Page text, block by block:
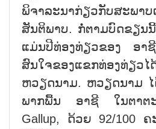
ພິຈາລະນາກ່ຽວກັບສະພາ
ສັນຕິພາບ. ກໍ່ຕາມບົດຂຽນ
ແມ່ນປີທ່ອງທ່ຽວຂອງ ອາ
ສົນໃຈຂອງແຂກທ່ອງທ່ຽວໄ
ຫວຽດນາມ. ຫວຽດນາມ
ພາກພື້ນ ອາຊີ ໃນຕາຕະ
Gallup, ດ້ວຍ 92/100